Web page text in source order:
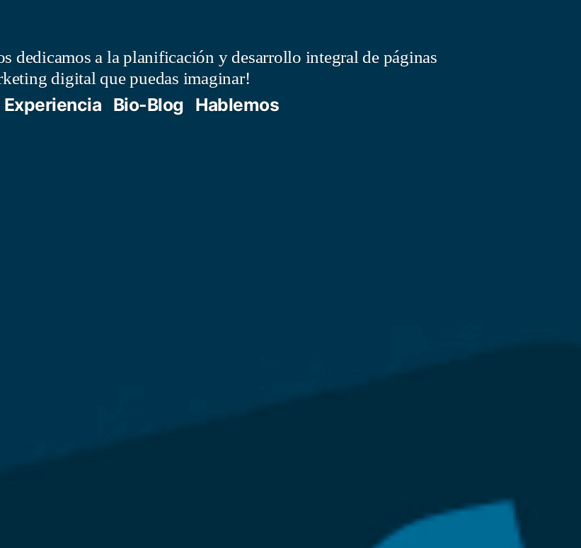
dedicamos a la planificación y desarrollo integral de páginas
digital que puedas imaginar!
Experiencia Bio-Blog Hablemos